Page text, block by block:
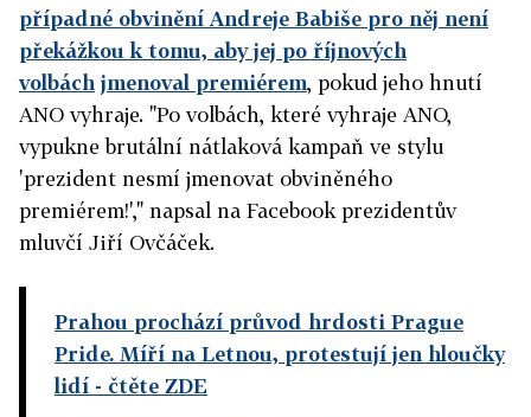
případné obvinění Andreje Babiše pro něj není
překážkou k tomu, aby jej po říjnových
volbách jmenoval premiérem, pokud jeho hnutí
ANO vyhraje. "Po volbách, které vyhraje ANO,
vypukne brutální nátlaková kampaň ve stylu
'prezident nesmí jmenovat obviněného
premiérem!'," napsal na Facebook prezidentův
mluvčí Jiří Ovčáček.
Prahou prochází průvod hrdosti Prague
Pride. Míří na Letnou, protestují jen hloučky
lidí - čtěte ZDE